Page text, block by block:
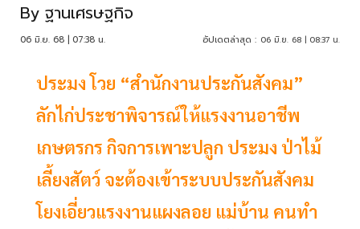
By ฐานเศรษฐกิจ
06 มิ.ย. 68 | 07:38 น. อัปเดตล่าสุด : 06 มิ.ย. 68 | 08:37 น.
ประมง โวย “สำนักงานประกันสังคม”
ลักไก่ประชาพิจารณ์ให้แรงงานอาชีพ
เกษตรกร กิจการเพาะปลูก ประมง ป่าไม้
เลี้ยงสัตว์ จะต้องเข้าระบบประกันสังคม
โยงเอี่ยวแรงงานแผงลอย แม่บ้าน คนทำ